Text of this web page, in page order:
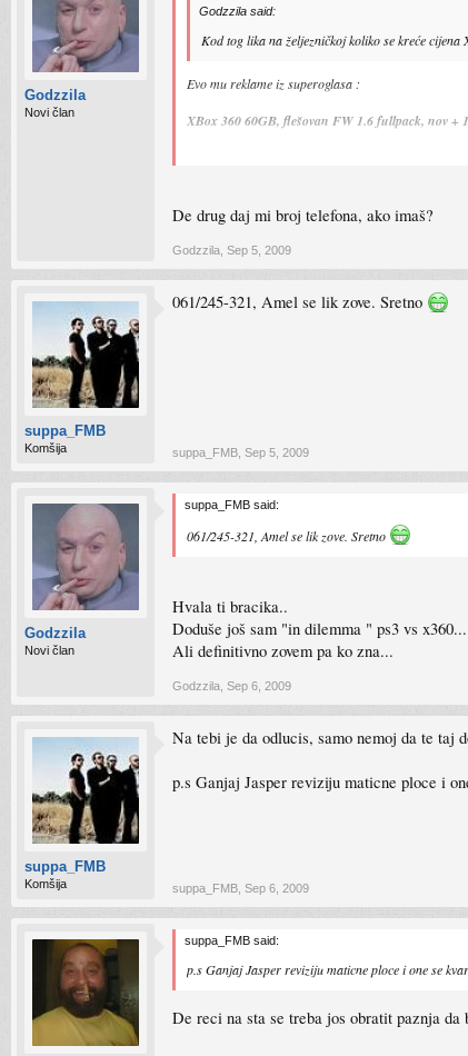
Godzzila
Novi član
Godzzila said:
Kod tog lika na željezničkoj koliko se kreće
Evo mu reklame iz superoglasa :
XBox 360 60GB, flešovan FW 1.6 fullpack, nov +
De drug daj mi broj telefona, ako imaš?
Godzzila Sep 5, 2009
suppa_FMB
Komšija
061/245-321, Amel se lik zove. Sretno
suppa_FMB Sep 5, 2009
Godzzila
Novi član
suppa_FMB said:
061/245-321, Amel se lik zove. Sretno
Hvala ti bracika..
Doduše još sam "in dilemma " ps3 vs x360...
Ali definitivno zovem pa ko zna...
Godzzila Sep 6, 2009
suppa_FMB
Komšija
Na tebi je da odlucis, samo nemoj da te taj
p.s Ganjaj Jasper reviziju maticne ploce i
suppa_FMB Sep 6, 2009
suppa_FMB said:
p.s Ganjaj Jasper reviziju maticne ploce i one se
De reci na sta se treba jos obratit paznja